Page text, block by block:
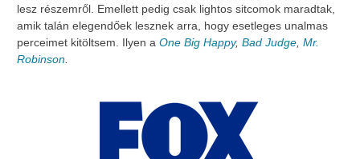
lesz részemről. Emellett pedig csak lightos sitcomok maradtak,
amik talán elegendőek lesznek arra, hogy esetleges unalmas
perceimet kitöltsem. Ilyen a One Big Happy, Bad Judge, Mr.
Robinson.